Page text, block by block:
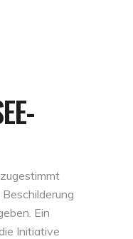
Ein
Initiative